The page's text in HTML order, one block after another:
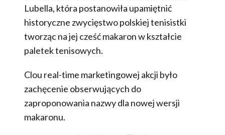
Lubella, która postanowiła upamiętnić
historyczne zwycięstwo polskiej tenisistki
tworząc na jej cześć makaron w kształcie
paletek tenisowych.
Clou real-time marketingowej akcji było
zachęcenie obserwujących do
zaproponowania nazwy dla nowej wersji
makaronu.